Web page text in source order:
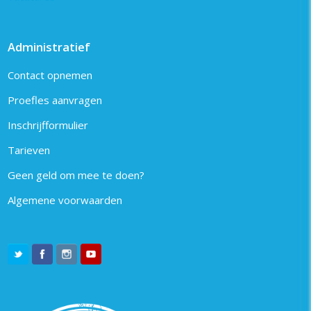
Administratief
Contact opnemen
Proefles aanvragen
Inschrijfformulier
Tarieven
Geen geld om mee te doen?
Algemene voorwaarden